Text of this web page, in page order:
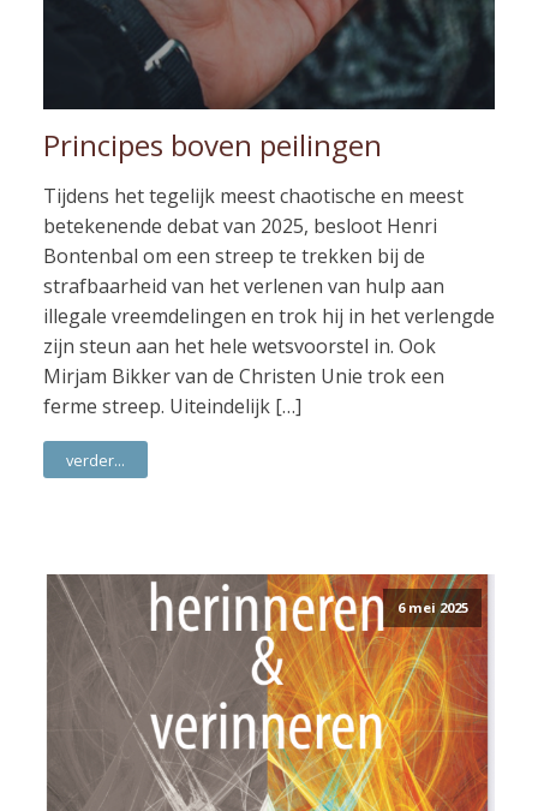
Principes boven peilingen
Tijdens het tegelijk meest chaotische en meest
betekenende debat van 2025, besloot Henri
Bontenbal om een streep te trekken bij de
strafbaarheid van het verlenen van hulp aan
illegale vreemdelingen en trok hij in het verlengde
zijn steun aan het hele wetsvoorstel in. Ook
Mirjam Bikker van de Christen Unie trok een
ferme streep. Uiteindelijk […]
verder...
6 mei 2025